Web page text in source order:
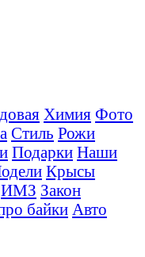
Химия Фото
Стиль Рожи
Подарки Наши
Крысы
ИМЗ Закон
байки Авто